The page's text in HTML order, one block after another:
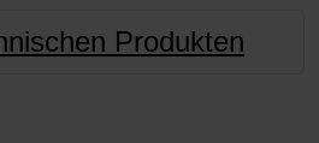
Produkten